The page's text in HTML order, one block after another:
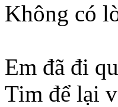
Không có
Em đã đi
Tim để lại